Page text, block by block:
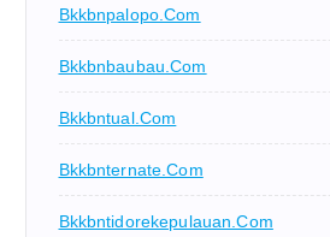
Bkkbnpalopo.com
Bkkbnbaubau.com
Bkkbntual.com
Bkkbnternate.com
Bkkbntidorekepulauan.com